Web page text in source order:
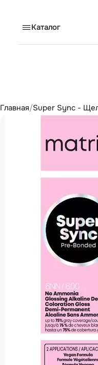
Каталог
Главная/Super Sync -